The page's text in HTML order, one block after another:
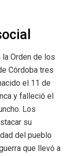
Orden de los
Córdoba tres
el 11 de
y falleció el
Los
su
del pueblo
que llevó a